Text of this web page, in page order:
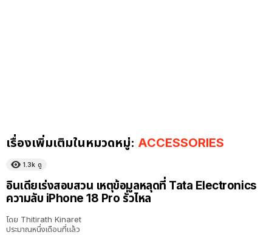
เรื่องเพิ่มเติมในหมวดหมู่: ACCESSORIES
1.3k ดู
อินเดียเร่งสอบสวน เหตุข้อมูลหลุดที่ Tata Electronics
ความลับ iPhone 18 Pro รั่วไหล
โดย Thitirath Kinaret
ประมาณหนึ่งเดือนที่แล้ว